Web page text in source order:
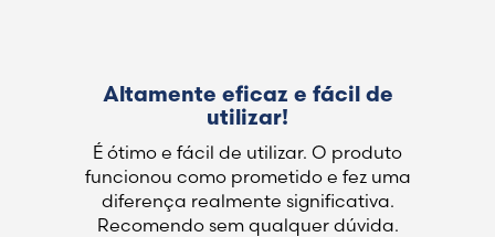
Altamente eficaz e fácil de
utilizar!
É ótimo e fácil de utilizar. O produto
funcionou como prometido e fez uma
diferença realmente significativa.
Recomendo sem qualquer dúvida.